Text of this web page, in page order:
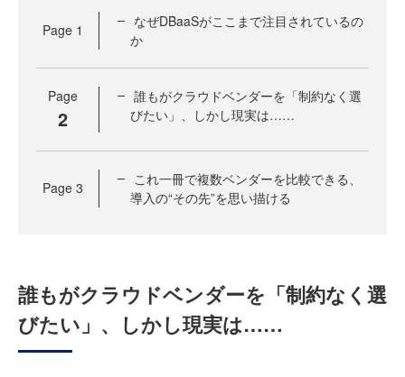
Page 1
なぜDBaaSがここまで注目されているの
か
Page
2
誰もがクラウドベンダーを「制約なく選
びたい」、しかし現実は……
Page 3
これ一冊で複数ベンダーを比較できる、
導入の“その先”を思い描ける
誰もがクラウドベンダーを「制約なく選
びたい」、しかし現実は……